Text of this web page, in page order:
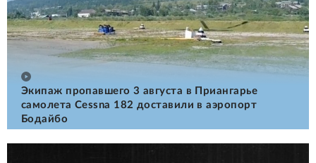
Экипаж пропавшего 3 августа в Приангарье
самолета Cessna 182 доставили в аэропорт
Бодайбо